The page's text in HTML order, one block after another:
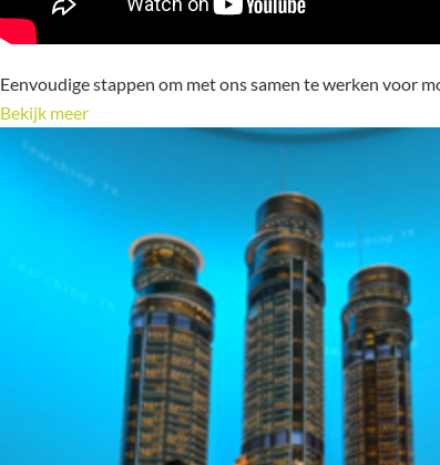
Eenvoudige stappen om met ons samen te werken voor
Bekijk meer